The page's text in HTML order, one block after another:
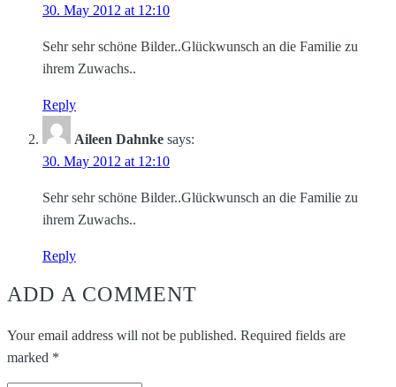
30. May 2012 at 12:10
Sehr sehr schöne Bilder..Glückwunsch an die Familie zu
ihrem Zuwachs..
Reply
Aileen Dahnke says:
30. May 2012 at 12:10
Sehr sehr schöne Bilder..Glückwunsch an die Familie zu
ihrem Zuwachs..
Reply
ADD A COMMENT
Your email address will not be published. Required fields are
marked *